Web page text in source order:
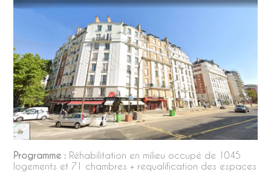
Programme : Réhabilitation en milieu occupé de 1045
logements et 71 chambres + requalification des espaces